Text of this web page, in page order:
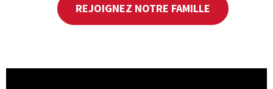
REJOIGNEZ NOTRE FAMILLE